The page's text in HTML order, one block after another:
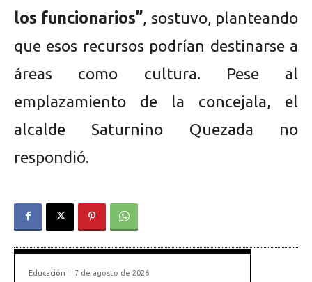
los funcionarios”, sostuvo, planteando
que esos recursos podrían destinarse a
áreas como cultura. Pese al
emplazamiento de la concejala, el
alcalde Saturnino Quezada no
respondió.
Educación 7 de agosto de 2026